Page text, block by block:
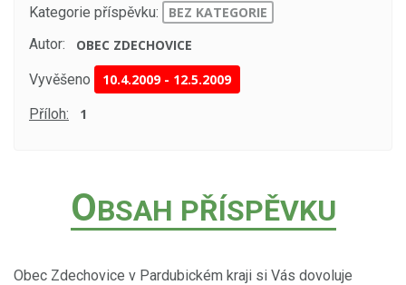
Kategorie příspěvku:
BEZ KATEGORIE
Autor:
OBEC ZDECHOVICE
Vyvěšeno 10.4.2009- 12.5.2009
Příloh: 1
OBSAH PŘÍSPĚVKU
Obec Zdechovice v Pardubickém kraji si Vás dovoluje